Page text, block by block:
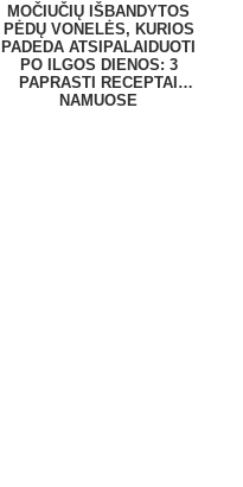
MOČIUČIŲ IŠBANDYTOS
PĖDŲ VONELĖS, KURIOS
PADEDA ATSIPALAIDUOTI
PO ILGOS DIENOS: 3
PAPRASTI RECEPTAI
NAMUOSE